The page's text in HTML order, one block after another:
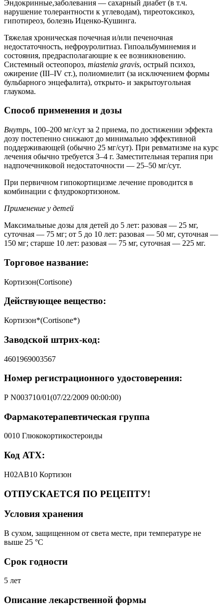
Эндокринные,заболевания — сахарный диабет (в т.ч.
нарушение толерантности к углеводам), тиреотоксикоз,
гипотиреоз, болезнь Иценко-Кушинга.
Тяжелая хроническая почечная и/или печеночная
недостаточность, нефроуролитиаз. Гипоальбуминемия и
состояния, предрасполагающие к ее возникновению.
Системный остеопороз, miastenia gravis, острый психоз,
ожирение (III–IV ст.), полиомиелит (за исключением формы
бульбарного энцефалита), открыто- и закрытоугольная
глаукома.
Способ применения и дозы
Внутрь, 100–200 мг/сут за 2 приема, по достижении эффекта
дозу постепенно снижают до минимально эффективной
поддерживающей (обычно 25 мг/сут). При ревматизме на курс
лечения обычно требуется 3–4 г. Заместительная терапия при
надпочечниковой недостаточности — 25–50 мг/сут.
При первичном гипокортицизме лечение проводится в
комбинации с флудрокортизоном.
Применение у детей
Максимальные дозы для детей до 5 лет: разовая — 25 мг,
суточная — 75 мг; от 5 до 10 лет: разовая — 50 мг, суточная —
150 мг; старше 10 лет: разовая — 75 мг, суточная — 225 мг.
Торговое название:
Кортизон(Cortisone)
Действующее вещество:
Кортизон*(Cortisone*)
Заводской штрих-код:
4601969003567
Номер регистрационного удостоверения:
Р N003710/01(07/22/2009 00:00:00)
Фармакотерапевтическая группа
0010 Глюкокортикостероиды
Код АТХ:
H02AB10 Кортизон
ОТПУСКАЕТСЯ ПО РЕЦЕПТУ!
Условия хранения
В сухом, защищенном от света месте, при температуре не
выше 25 °C
Срок годности
5 лет
Описание лекарственной формы